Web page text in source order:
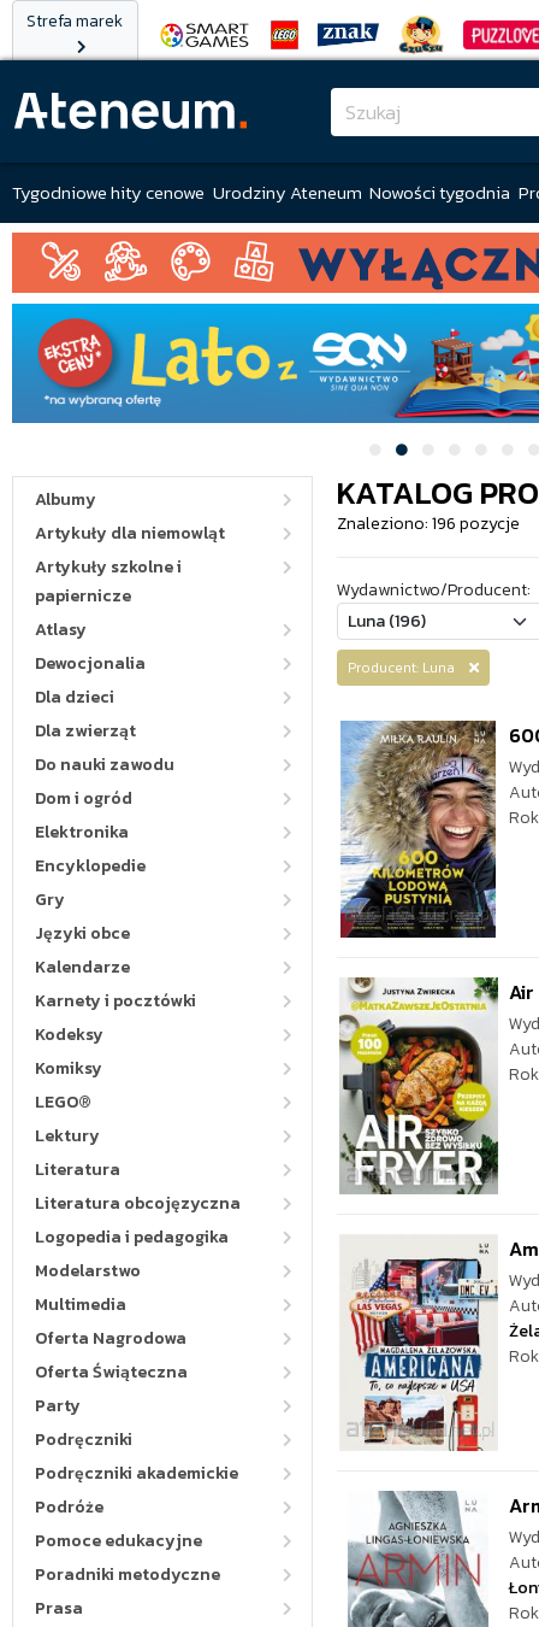
Strefa marek
Tygodniowe hity cenowe Urodziny Ateneum Nowości tygodnia
Albumy
Artykuły dla niemowląt
Artykuły szkolne i
papiernicze
Atlasy
Dewocjonalia
Dla dzieci
Dla zwierząt
Do nauki zawodu
Dom i ogród
Elektronika
Encyklopedie
Gry
Języki obce
Kalendarze
Karnety i pocztówki
Kodeksy
Komiksy
LEGO®
Lektury
Literatura
Literatura obcojęzyczna
Logopedia i pedagogika
Modelarstwo
Multimedia
Oferta Nagrodowa
Oferta Świąteczna
Party
Podręczniki
Podręczniki akademickie
Podróże
Pomoce edukacyjne
Poradniki metodyczne
Prasa
KATALOG
Znaleziono: 196 pozycje
Wydawnictwo/Producent:
Producent: Luna
Air